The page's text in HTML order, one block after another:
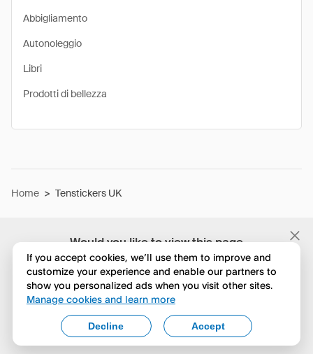
Would you like to view this page
in English?
No, continua a esplorare
Yes, change to English
Abbigliamento
Autonoleggio
Libri
Prodotti di bellezza
Home > Tenstickers UK
If you accept cookies, we’ll use them to improve and
customize your experience and enable our partners to
show you personalized ads when you visit other sites.
Manage cookies and learn more
Accept
Decline